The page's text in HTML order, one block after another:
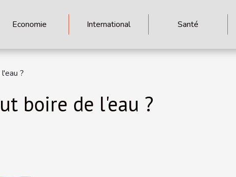
Economie International Santé
?
boire de l'eau ?